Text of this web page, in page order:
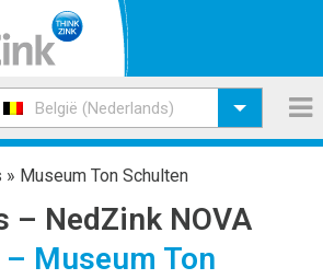
België (Nederlands)
» Museum Ton Schulten
– NedZink NOVA
– Museum Ton